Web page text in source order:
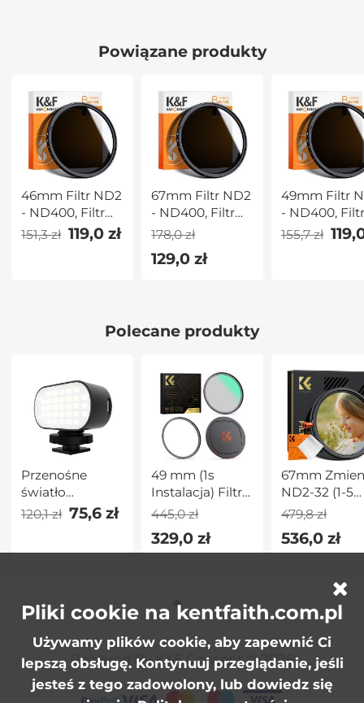
Powiązane produkty
46mm Filtr ND2
- ND400, Filtr
ND Zmienny
Neutralna
151,3 zł 119,0 zł
67mm Filtr ND2
- ND400, Filtr
ND Zmienny
Neutralna
Gęstość
178,0 zł
129,0 zł
49mm Filtr
- ND400,
ND Zmienny
Neutralna
155,7 zł
Polecane produkty
Przenośne
światło
fotograficzne
ST30, 3
uniwersalne
fotografii na
żywo z
komputera,
odpowiednie
120,1 zł 75,6 zł
49 mm (1s
Instalacja) Filtr
Black Mist 1/8 +
Osłoną
Obiektywu +
Warstwową
Seria Nano-X
445,0 zł
329,0 zł
67mm
ND2-32 (1-5
stopni) i
obiektywu
28
powłokami
obiektywów
aparatów
479,8 zł
536,0 zł
Powered By K&F Concept © 2026
Pliki cookie na kentfaith.com.pl
Używamy plików cookie, aby zapewnić Ci
lepszą obsługę. Kontynuuj przeglądanie, jeśli
jesteś z tego zadowolony, lub dowiedz się